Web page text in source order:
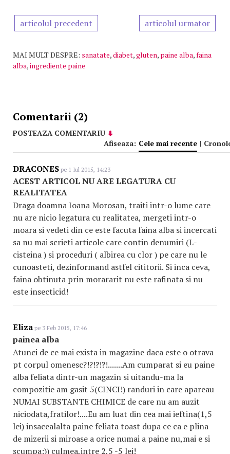
articolul precedent articolul urmator
MAI MULT DESPRE: sanatate,diabet,gluten, paine alba,faina
alba,ingrediente paine
Comentarii (2)
POSTEAZA COMENTARIU
Afiseaza: Cele mai recente |
DRACONES pe 1 Iul 2015, 14:23
ACEST ARTICOL NU ARE LEGATURA CU
REALITATEA
Draga doamna Ioana Morosan, traiti intr-o lume care
nu are nicio legatura cu realitatea, mergeti intr-o
moara si vedeti din ce este facuta faina alba si incercati
sa nu mai scrieti articole care contin denumiri (L-
cisteina ) si proceduri ( albirea cu clor ) pe care nu le
cunoasteti, dezinformand astfel cititorii. Si inca ceva,
faina obtinuta prin morararit nu este rafinata si nu
este insecticid!
Eliza pe 3 Feb 2015, 17:46
painea alba
Atunci de ce mai exista in magazine daca este o otrava
pt corpul omenesc?!?!?!?!.......Am cumparat si eu paine
alba feliata dintr-un magazin si uitandu-ma la
compozitie am gasit 5(CINCI!) randuri in care apareau
NUMAI SUBSTANTE CHIMICE de care nu am auzit
niciodata,fratilor!....Eu am luat din cea mai ieftina(1,5
lei) insacealalta paine feliata toast dupa ce ca e plina
de mizerii si miroase a orice numai a paine nu,mai e si
scumpa:)) culmea,intre 2,5 -5 lei!